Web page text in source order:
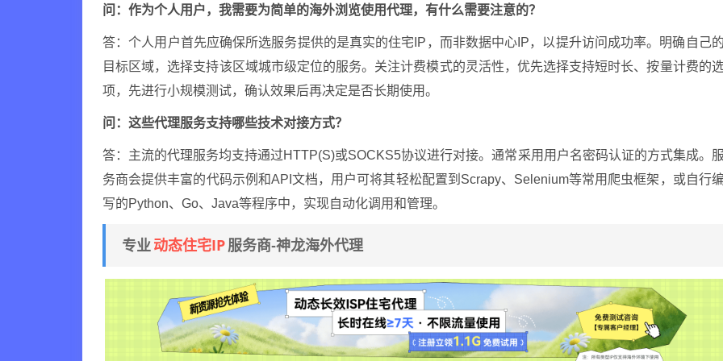
问：作为个人用户，我需要为简单的海外浏览使用代理，有什么需要注意的？
答：个人用户首先应确保所选服务提供的是真实的住宅IP，而非数据中心IP，以提升访问成功率。明确自己的
目标区域，选择支持该区域城市级定位的服务。关注计费模式的灵活性，优先选择支持短时长、按量计费的
项，先进行小规模测试，确认效果后再决定是否长期使用。
问：这些代理服务支持哪些技术对接方式？
答：主流的代理服务均支持通过HTTP(S)或SOCKS5协议进行对接。通常采用用户名密码认证的方式集成。服
务商会提供丰富的代码示例和API文档，用户可将其轻松配置到Scrapy、Selenium等常用爬虫框架，或自行编
写的Python、Go、Java等程序中，实现自动化调用和管理。
专业 动态住宅IP 服务商-神龙海外代理